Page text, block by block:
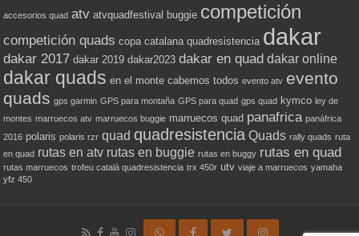
accesorios quad atv atvquadfestival buggie competición
competición quads copa catalana quadresistencia dakar
dakar 2017 dakar 2019 dakar2023 dakar en quad dakar online
dakar quads en el monte cabemos todos evento atv evento
quads gps garmin GPS para montaña GPS para quad gps quad kymco ley de
montes marruecos atv marruecos buggie marruecos quad panafrica panáfrica
2016 polaris polaris rzr quad quadresistencia Quads rally quads ruta
en quad rutas en atv rutas en buggie rutas en buggy rutas en quad
rutas marruecos trofeu català quadresistencia trx 450r utv viaje a marruecos yamaha
yfz 450